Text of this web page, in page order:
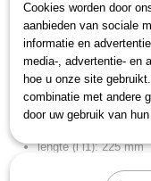
gewicht: 0,160 kg
sleutelwijdte: 17 mm
kopbreedte (b b1 n
kopbreedte (b2): 38
kophoogte (a a1 b h
kophoogte (a2): 5,9
lengte (l l1): 225 mm
zwenkhoek: 6 Graad
Cookies worden door
aanbieden van sociale
informatie en
media-, advertentie- en
hoe u onze site
combinatie met andere
door uw gebruik van